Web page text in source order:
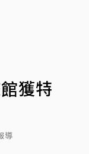
獲特
導